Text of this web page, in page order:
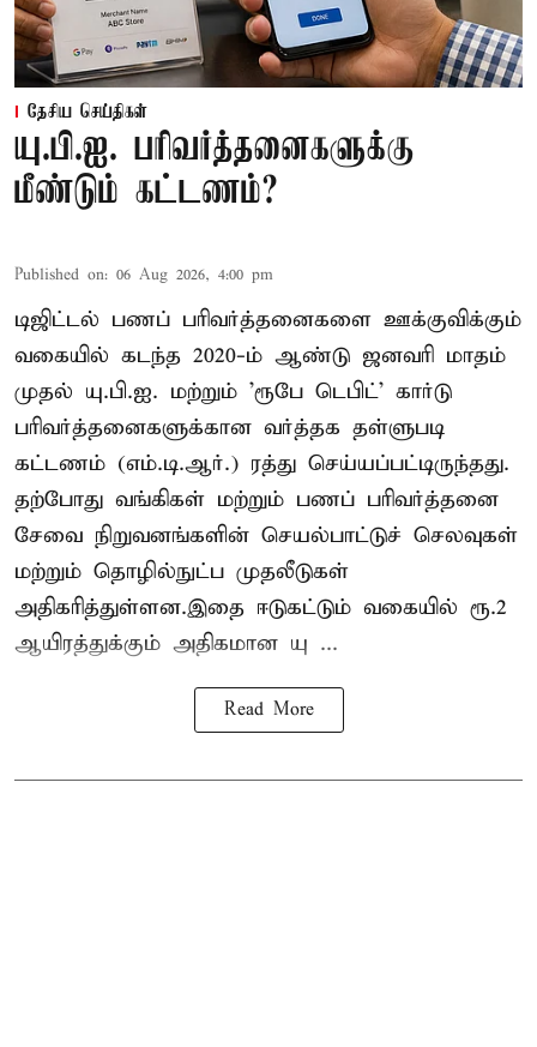
தேசிய செய்திகள்
யு.பி.ஐ. பரிவர்த்தனைகளுக்கு
மீண்டும் கட்டணம்?
Published on: 06 Aug 2026, 4:00 pm
டிஜிட்டல் பணப் பரிவர்த்தனைகளை ஊக்குவிக்கும்
வகையில் கடந்த 2020-ம் ஆண்டு ஜனவரி மாதம்
முதல் யு.பி.ஐ. மற்றும் 'ரூபே டெபிட்' கார்டு
பரிவர்த்தனைகளுக்கான வர்த்தக தள்ளுபடி
கட்டணம் (எம்.டி.ஆர்.) ரத்து செய்யப்பட்டிருந்தது.
தற்போது வங்கிகள் மற்றும் பணப் பரிவர்த்தனை
சேவை நிறுவனங்களின் செயல்பாட்டுச் செலவுகள்
மற்றும் தொழில்நுட்ப முதலீடுகள்
அதிகரித்துள்ளன.இதை ஈடுகட்டும் வகையில் ரூ.2
ஆயிரத்துக்கும் அதிகமான யு ...
Read More